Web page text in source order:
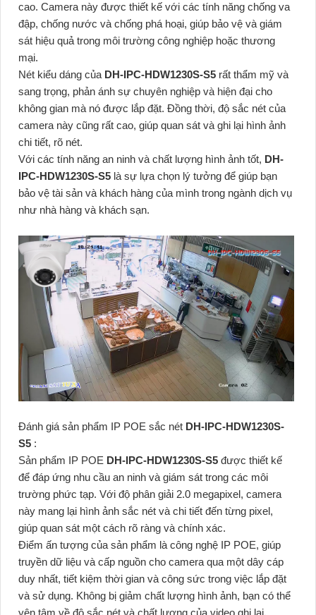
cao. Camera này được thiết kế với các tính năng chống va
đập, chống nước và chống phá hoại, giúp bảo vệ và giám
sát hiệu quả trong môi trường công nghiệp hoặc thương
mại.
Nét kiểu dáng của DH-IPC-HDW1230S-S5 rất thẩm mỹ và
sang trọng, phản ánh sự chuyên nghiệp và hiện đại cho
không gian mà nó được lắp đặt. Đồng thời, độ sắc nét của
camera này cũng rất cao, giúp quan sát và ghi lại hình ảnh
chi tiết, rõ nét.
Với các tính năng an ninh và chất lượng hình ảnh tốt, DH-
IPC-HDW1230S-S5 là sự lựa chọn lý tưởng để giúp bạn
bảo vệ tài sản và khách hàng của mình trong ngành dịch vụ
như nhà hàng và khách sạn.
Đánh giá sản phẩm IP POE sắc nét DH-IPC-HDW1230S-
S5 :
Sản phẩm IP POE DH-IPC-HDW1230S-S5 được thiết kế
để đáp ứng nhu cầu an ninh và giám sát trong các môi
trường phức tạp. Với độ phân giải 2.0 megapixel, camera
này mang lại hình ảnh sắc nét và chi tiết đến từng pixel,
giúp quan sát một cách rõ ràng và chính xác.
Điểm ấn tượng của sản phẩm là công nghệ IP POE, giúp
truyền dữ liệu và cấp nguồn cho camera qua một dây cáp
duy nhất, tiết kiệm thời gian và công sức trong việc lắp đặt
và sử dụng. Không bị giảm chất lượng hình ảnh, bạn có thể
yên tâm về độ sắc nét và chất lượng của video ghi lại.